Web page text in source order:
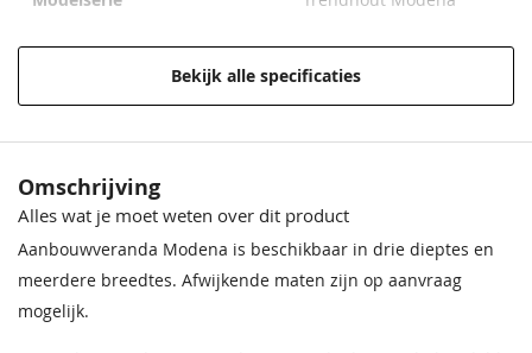
Houtsoort Douglashout
Materiaal Hout
Incl. berging Zonder berging
Incl. overkapping Met overkapping
Plaatsing
Bekijk alle specificaties
Omschrijving
Alles wat je moet weten over dit product
Aanbouwveranda Modena is beschikbaar in drie dieptes en
meerdere breedtes. Afwijkende maten zijn op aanvraag
mogelijk.